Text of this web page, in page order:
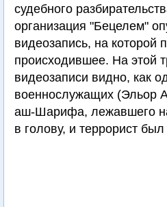
судебного
организация "Бецелем"
видеозапись, на которой
происходившее. На этой
видеозаписи видно, как
военнослужащих (Эльор
аш-Шарифа, лежавшего
в голову, и террорист был